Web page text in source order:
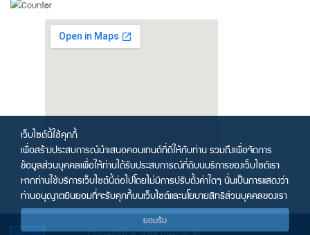
เว็บไซต์นี้ใช้คุกกี้
เพื่อสร้างประสบการณ์นำเสนอคอนเทนต์ที่ดีให้กับท่าน รวมถึงเพื่อจัดการ
ข้อมูลส่วนบุคคลเพื่อให้ท่านได้รับประสบการณ์ที่ดีบนบริการของเว็บไซต์เรา
หากท่านใช้บริการเว็บไซต์นี้ต่อไปโดยไม่มีการปรับตั้งค่าใดๆ นั่นเป็นการแสดงว่า
ท่านอนุญาตยินยอมที่จะรับคุกกี้บนเว็บไซต์และนโยบายสิทธิส่วนบุคคลของเรา
ยอมรับ